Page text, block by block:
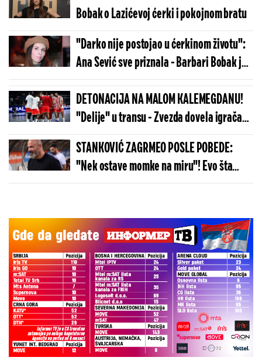
Bobak o Lazićevoj ćerki i pokojnom bratu
"Darko nije postojao u ćerkinom životu":
Ana Sević sve priznala - Barbari Bobak je
beskrajno zahvalna
DETONACIJA NA MALOM KALEMEGDANU!
"Delije" u transu - Zvezda dovela igrača
Real Madrida!
STANKOVIĆ ZAGRMEO POSLE POBEDE:
"Nek ostave momke na miru"! Evo šta
kaže o isključenju golmana!